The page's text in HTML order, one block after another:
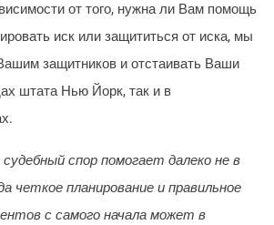
от того, нужна ли Вам помощь
иск или защититься от иска, мы
защитников и отстаивать Ваши
штата Нью Йорк, так и в
спор помогает далеко не в
четкое планирование и правильное
с самого начала может в